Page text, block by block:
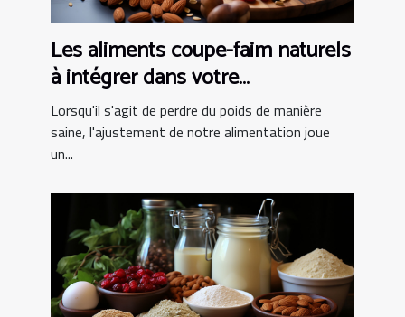
Les aliments coupe-faim naturels
à intégrer dans votre
alimentation pour une perte de
poids saine
Lorsqu'il s'agit de perdre du poids de manière
saine, l'ajustement de notre alimentation joue
un...